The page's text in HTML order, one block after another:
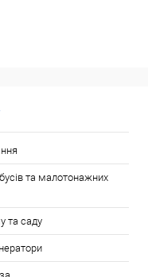
та малотонажних
та саду